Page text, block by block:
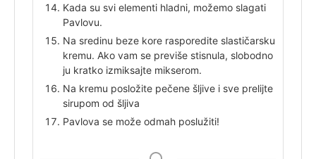
Kada su svi elementi hladni, možemo slagati
Pavlovu.
Na sredinu beze kore rasporedite slastičarsku
kremu. Ako vam se previše stisnula, slobodno
ju kratko izmiksajte mikserom.
Na kremu posložite pečene šljive i sve prelijte
sirupom od šljiva
Pavlova se može odmah poslužiti!